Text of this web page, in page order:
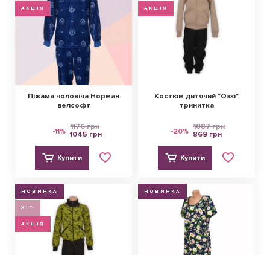
АКЦІЯ
Піжама чоловіча Норман
велсофт
-11% 1176 грн
1045 грн
Купити
АКЦІЯ
Костюм дитячий "Оззі"
тринитка
-20% 1087 грн
869 грн
Купити
НОВИНКА
ХІТ
АКЦІЯ
НОВИНКА